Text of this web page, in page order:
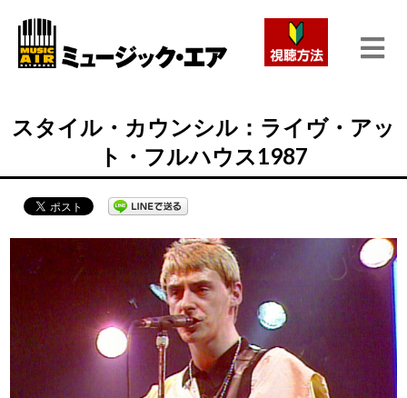
スタイル・カウンシル：ライヴ・アッ
ト・フルハウス1987